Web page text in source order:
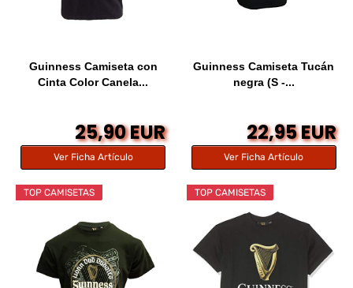
Guinness Camiseta con
Cinta Color Canela...
25,90 EUR
Ver Ficha Artículo
Guinness Camiseta Tucán
negra (S -...
22,95 EUR
Ver Ficha Artículo
TOP CAMISETAS TOP CAMISETAS